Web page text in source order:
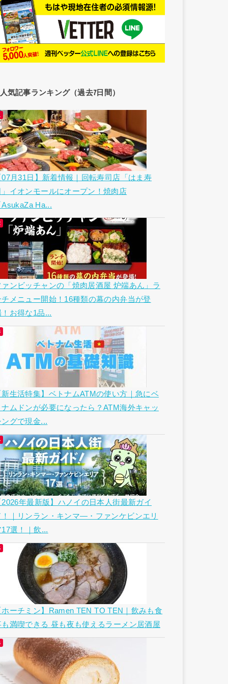
人気記事ランキング（過去7日間）
07月31日】新着情報｜回転寿司店「はま寿
」イオンモールにオープン！焼肉店
AsukaZa Ha...
ァンビッチャンの「焼肉居酒屋 炉端あん」ラ
チメニュー開始！16種類の幕の内弁当が登
！お得な1品...
新生活特集】ベトナムATMの使い方｜急にベ
ナムドンが必要になったら？ATM海外キャッ
ングで現金...
2026年最新版】ハノイの日本人街最新ガイ
！｜リンラン・キンマ―・ファンケビンエリ
17選！｜飲...
ホーチミン】Ramen TEN TO TEN｜飲みも食
も満喫できる 昼も夜も使えるラーメン居酒屋